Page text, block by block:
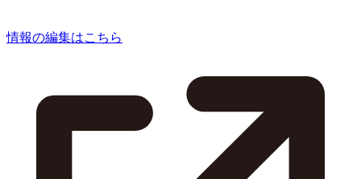
情報の編集はこちら